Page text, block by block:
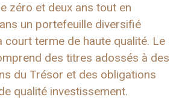
zéro et deux ans tout en
un portefeuille diversifié
court terme de haute qualité. Le
des titres adossés à des
du Trésor et des obligations
qualité investissement.